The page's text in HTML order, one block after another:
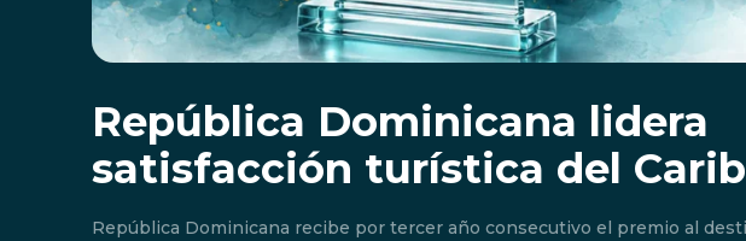
República Dominicana lidera
satisfacción turística del
República Dominicana recibe por tercer año consecutivo el premio al